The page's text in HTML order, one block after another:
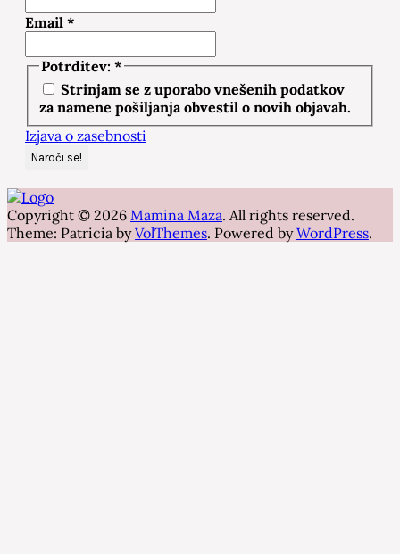
Email *
Potrditev: *
Strinjam se z uporabo vnešenih podatkov
za namene pošiljanja obvestil o novih objavah.
Izjava o zasebnosti
Copyright © 2026 Mamina Maza. All rights reserved.
Theme: Patricia byVolThemes. Powered byWordPress.